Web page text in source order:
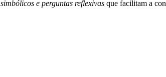
e perguntas reflexivas que facilitam a